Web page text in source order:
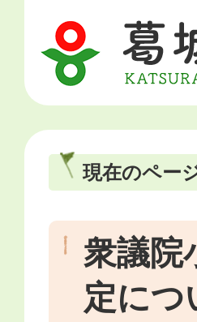
現在のペー
衆議院
定につ